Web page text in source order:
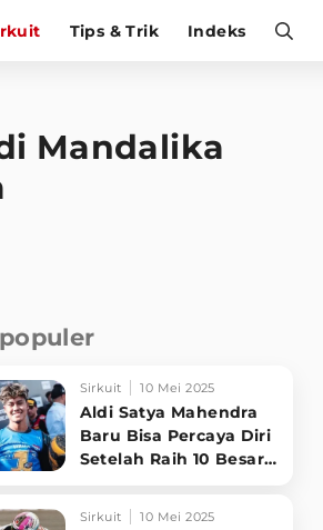
Tips & Trik Indeks
Mandalika
Sirkuit 10 Mei 2025
Aldi Satya Mahendra
Baru Bisa Percaya Diri
Setelah Raih 10 Besar
Sirkuit 10 Mei 2025